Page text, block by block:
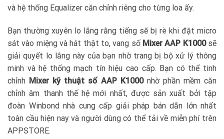
và hệ thống Equalizer căn chỉnh riêng cho từng loa ấy.
Bạn thường xuyên lo lắng rằng tiếng sẽ bị rè khi đặt micro
sát vào miệng và hát thật to, vang số Mixer AAP K1000sẽ
giải quyết lo lắng này của bạn nhờ trang bị bộ xử lý thông
minh và hệ thống mạch tín hiệu cao cấp. Bạn có thể tinh
chỉnh Mixer kỹ thuật số AAP K1000nhờphần mềm căn
chỉnh âm thanh thế hệ mới nhất, được sản xuất bởi tập
đoàn Winbond nhà cung cấp giải pháp bán dẫn lớn nhất
toàn cầu hiện nay và người dùng có thể tải về miễn phí trên
APPSTORE.